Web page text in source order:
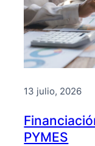
13 julio, 2026
PYMES